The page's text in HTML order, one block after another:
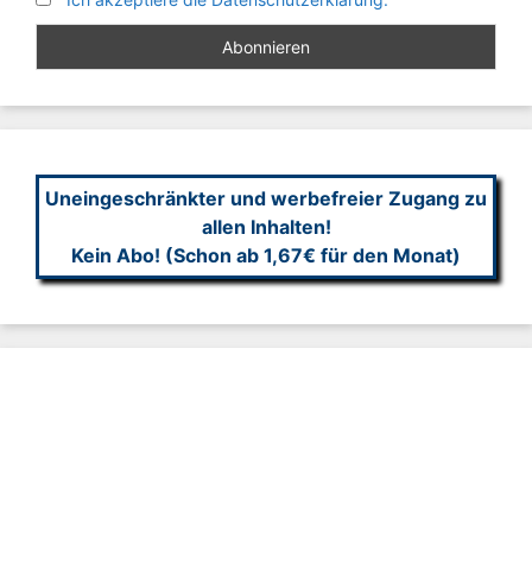
Uneingeschränkter und werbefreier Zugang zu
allen Inhalten!
Kein Abo! (Schon ab 1,67€ für den Monat)